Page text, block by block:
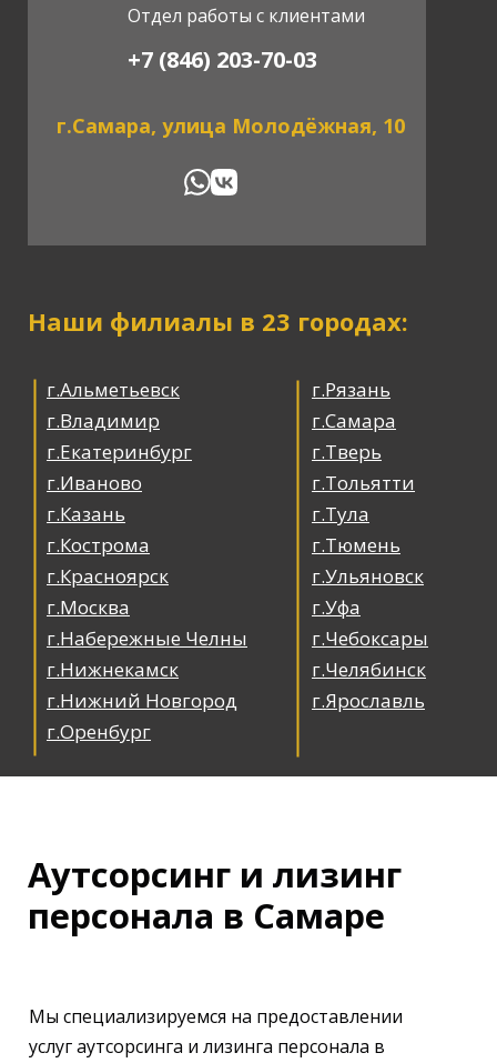
г.Рязань
г.Самара
г.Тверь
г.Тольятти
г.Тула
г.Тюмень
г.Ульяновск
г.Уфа
г.Чебоксары
г.Челябинск
г.Ярославль
г.Альметьевск
г.Владимир
г.Екатеринбург
г.Иваново
г.Казань
г.Кострома
г.Красноярск
г.Москва
г.Набережные Челны
г.Нижнекамск
г.Нижний Новгород
г.Оренбург
Наши филиалы в 23 городах:
Отдел работы с клиентами
+7 (846) 203-70-03
г.Самара, улица Молодёжная, 10
Мы специализируемся на предоставлении
услуг аутсорсинга и лизинга персонала в
Аутсорсинг и лизинг
персонала в Самаре